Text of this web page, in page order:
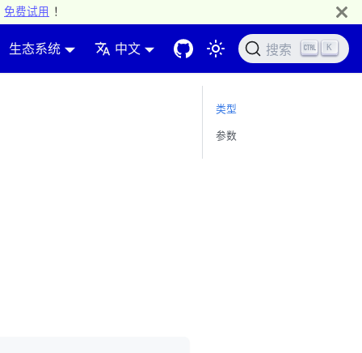
免费试用 ！
生态系统 中文 搜索 K
类型
参数